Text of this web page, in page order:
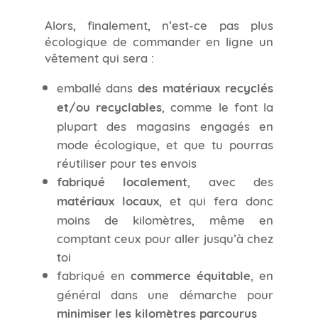
Alors, finalement, n’est-ce pas plus
écologique de commander en ligne un
vêtement qui sera :
emballé dansdes matériaux recyclés
et/ou recyclables, comme le font la
plupart des magasins engagés en
mode écologique, et que tu pourras
réutiliser pour tes envois
fabriqué localement , avec des
matériaux locaux, et qui fera donc
moins de kilomètres, même en
comptant ceux pour aller jusqu’à chez
toi
fabriqué en commerce équitable , en
général dans une démarche pour
minimiser les kilomètres parcourus